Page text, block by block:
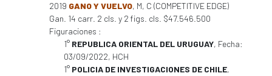
2019 GANO Y VUELVO, M, C (COMPETITIVE EDGE)
Gan. 14 carr. 2 cls. y 2 figs. cls. $47.546.500
Figuraciones :
1° REPUBLICA ORIENTAL DEL URUGUAY, Fecha:
03/09/2022, HCH
1° POLICIA DE INVESTIGACIONES DE CHILE,